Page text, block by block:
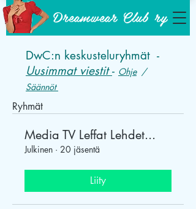
Dreamwear Club ry
DwC:n keskusteluryhmät -
Uusimmat viestit- Ohje/
Säännöt
Ryhmät
Media TV Leffat Lehdet...
Julkinen · 20 jäsentä
Liity